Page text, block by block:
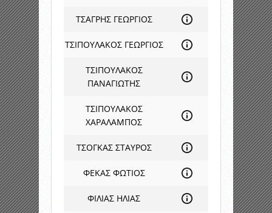
ΤΣΑΓΡΗΣ ΓΕΩΡΓΙΟΣ
ΤΣΙΠΟΥΛΑΚΟΣ ΓΕΩΡΓΙΟΣ
ΤΣΙΠΟΥΛΑΚΟΣ
ΠΑΝΑΓΙΩΤΗΣ
ΤΣΙΠΟΥΛΑΚΟΣ
ΧΑΡΑΛΑΜΠΟΣ
ΤΣΟΓΚΑΣ ΣΤΑΥΡΟΣ
ΦΕΚΑΣ ΦΩΤΙΟΣ
ΦΙΛΙΑΣ ΗΛΙΑΣ